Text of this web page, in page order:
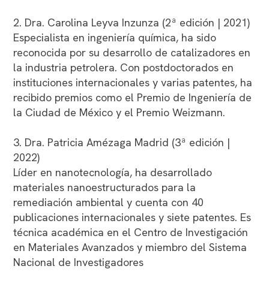
2. Dra. Carolina Leyva Inzunza (2ª edición | 2021)
Especialista en ingeniería química, ha sido
reconocida por su desarrollo de catalizadores en
la industria petrolera. Con postdoctorados en
instituciones internacionales y varias patentes, ha
recibido premios como el Premio de Ingeniería de
la Ciudad de México y el Premio Weizmann.
3. Dra. Patricia Amézaga Madrid (3ª edición |
2022)
Líder en nanotecnología, ha desarrollado
materiales nanoestructurados para la
remediación ambiental y cuenta con 40
publicaciones internacionales y siete patentes. Es
técnica académica en el Centro de Investigación
en Materiales Avanzados y miembro del Sistema
Nacional de Investigadores